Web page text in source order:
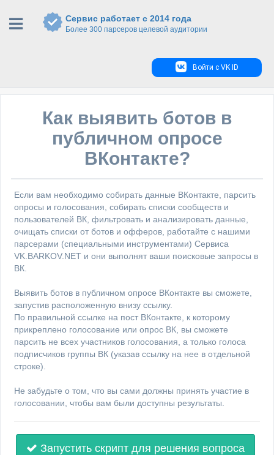
Сервис работает с 2014 года
Более 300 парсеров целевой аудитории
Войти с VK ID
Как выявить ботов в
публичном опросе
ВКонтакте?
Если вам необходимо собирать данные ВКонтакте, парсить
опросы и голосования, собирать списки сообществ и
пользователей ВК, фильтровать и анализировать данные,
очищать списки от ботов и офферов, работайте с нашими
парсерами (специальными инструментами) Сервиса
VK.BARKOV.NET и они выполнят ваши поисковые запросы в
ВК.
Выявить ботов в публичном опросе ВКонтакте вы сможете,
запустив расположенную внизу ссылку.
По правильной ссылке на пост ВКонтакте, к которому
прикреплено голосование или опрос ВК, вы сможете
парсить не всех участников голосования, а только голоса
подписчиков группы ВК (указав ссылку на нее в отдельной
строке).
Не забудьте о том, что вы сами должны принять участие в
голосовании, чтобы вам были доступны результаты.
Запустить скрипт для решения вопроса